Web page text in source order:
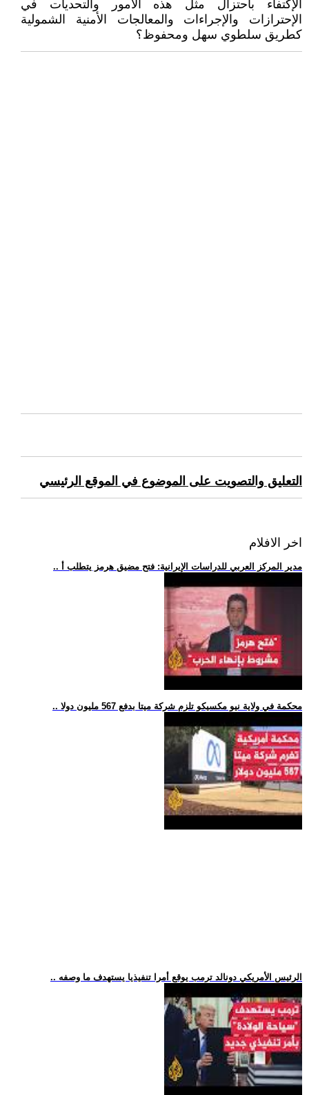
الإكتفاء باحتزال مثل هذه الأمور والتحديات في
الإحترازات والإجراءات والمعالجات الأمنية الشمولية
كطريق سلطوي سهل ومحفوظ؟
التعليق والتصويت على الموضوع في الموقع الرئيسي
اخر الافلام
.. مدير المركز العربي للدراسات الإيرانية: فتح مضيق هرمز يتطلب أ
.. محكمة في ولاية نيو مكسيكو تلزم شركة ميتا بدفع 567 مليون دولا
.. الرئيس الأمريكي دونالد ترمب يوقع أمرا تنفيذيا يستهدف ما وصفه